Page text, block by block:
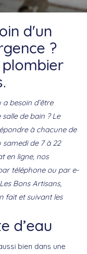
d'un
?
besoin d’être
de bain ? Le
à chacune de
de 7 à 22
en ligne, nos
téléphone ou par e-
Bons Artisans,
fait et suivant les
d’eau
bien dans une